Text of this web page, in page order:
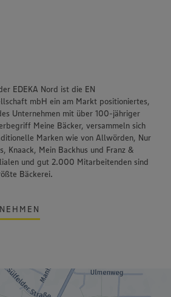
EDEKA Nord ist die EN
mbH ein am Markt positioniertes,
Unternehmen mit über 100-jähriger
Meine Bäcker, versammeln sich
Marken wie von Allwörden, Nur
Knaack, Mein Backhus und Franz &
und gut 2.000 Mitarbeitenden sind
Bäckerei.